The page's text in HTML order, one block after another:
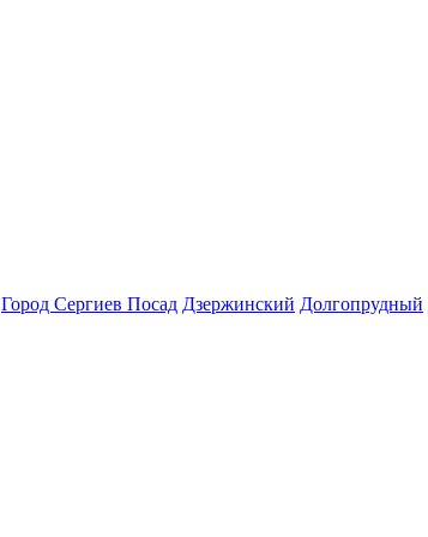
Город Сергиев Посад Дзержинский Долгопрудный